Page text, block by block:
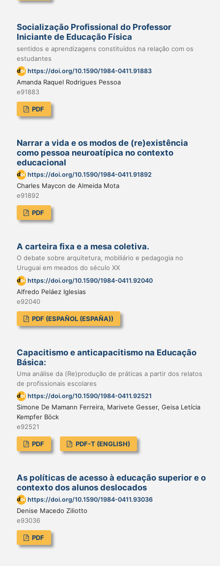
Socialização Profissional do Professor
Iniciante de Educação Física
sentidos e aprendizagens constituídos na relação com os
estudantes
https://doi.org/10.1590/1984-0411.91883
Amanda Raquel Rodrigues Pessoa
e91883
PDF
Narrar a vida e os modos de (re)existência
como pessoa neuroatípica no contexto
educacional
https://doi.org/10.1590/1984-0411.91892
Charles Maycon de Almeida Mota
e91892
PDF
A carteira fixa e a mesa coletiva.
O debate sobre arquitetura, mobiliário e pedagogia no
Uruguai em meados do século XX
https://doi.org/10.1590/1984-0411.92040
Alfredo Peláez Iglesias
e92040
PDF (ESPAÑOL (ESPAÑA))
Capacitismo e anticapacitismo na Educação
Básica:
Uma análise da (Re)produção de práticas a partir dos relatos
de profissionais escolares
https://doi.org/10.1590/1984-0411.92521
Simone De Mamann Ferreira, Marivete Gesser, Geisa Letícia
Kempfer Böck
e92521
PDF PDF-T (ENGLISH)
As políticas de acesso à educação superior e o
contexto dos alunos deslocados
https://doi.org/10.1590/1984-0411.93036
Denise Macedo Ziliotto
e93036
PDF